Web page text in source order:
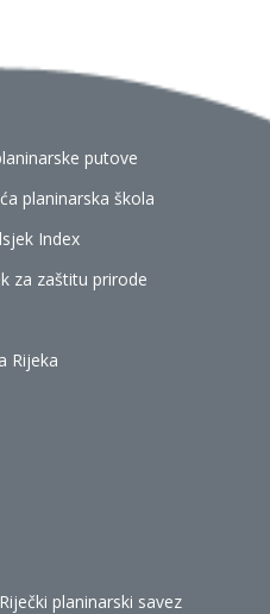
putove
planinarska škola
Index
za zaštitu prirode
Rijeka
Riječki planinarski savez